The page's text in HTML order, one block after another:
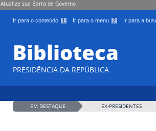
Atualize sua Barra de Governo
Ir para o conteúdo 1 Ir para o menu 2 Ir para a
Biblioteca
PRESIDÊNCIA DA REPÚBLICA
EM DESTAQUE EX-PRESIDENTES